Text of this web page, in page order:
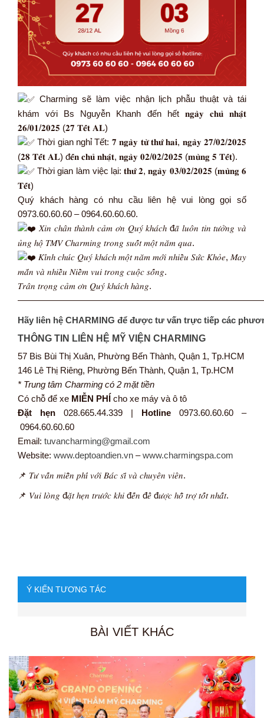
Charming sẽ làm việc nhận lịch phẫu thuật và tái
khám với Bs Nguyễn Khanh đến hết 𝐧𝐠𝐚̀𝐲 𝐜𝐡𝐮̉ 𝐧𝐡𝐚̣̂𝐭
𝟐𝟔/𝟎𝟏/𝟐𝟎𝟐𝟓 (𝟐𝟕 𝐓𝐞̂́𝐭 𝐀𝐋)
Thời gian nghỉ Tết: 𝟕 𝐧𝐠𝐚̀𝐲 𝐭𝐮̛̀ 𝐭𝐡𝐮̛́ 𝐡𝐚𝐢, 𝐧𝐠𝐚̀𝐲 𝟐𝟕/𝟎𝟐/𝟐𝟎𝟐𝟓
(𝟐𝟖 𝐓𝐞̂́𝐭 𝐀𝐋) đ𝐞̂́𝐧 𝐜𝐡𝐮̉ 𝐧𝐡𝐚̣̂𝐭, 𝐧𝐠𝐚̀𝐲 𝟎𝟐/𝟎𝟐/𝟐𝟎𝟐𝟓 (𝐦𝐮̀𝐧𝐠 𝟓 𝐓𝐞̂́𝐭).
Thời gian làm việc lại: 𝐭𝐡𝐮̛́ 𝟐, 𝐧𝐠𝐚̀𝐲 𝟎𝟑/𝟎𝟐/𝟐𝟎𝟐𝟓 (𝐦𝐮̀𝐧𝐠 𝟔
𝐓𝐞̂́𝐭)
Quý khách hàng có nhu cầu liên hệ vui lòng gọi số
0973.60.60.60 – 0964.60.60.60.
𝑋𝑖𝑛 𝑐ℎ𝑎̂𝑛 𝑡ℎ𝑎̀𝑛ℎ 𝑐𝑎̉𝑚 𝑜̛𝑛 𝑄𝑢𝑦́ 𝑘ℎ𝑎́𝑐ℎ đ𝑎̃ 𝑙𝑢𝑜̂𝑛 𝑡𝑖𝑛 𝑡𝑢̛𝑜̛̉𝑛𝑔 𝑣𝑎̀
𝑢̉𝑛𝑔 ℎ𝑜̣̂ 𝑇𝑀𝑉 𝐶ℎ𝑎𝑟𝑚𝑖𝑛𝑔 𝑡𝑟𝑜𝑛𝑔 𝑠𝑢𝑜̂́𝑡 𝑚𝑜̣̂𝑡 𝑛𝑎̆𝑚 𝑞𝑢𝑎.
𝐾𝑖́𝑛ℎ 𝑐ℎ𝑢́𝑐 𝑄𝑢𝑦́ 𝑘ℎ𝑎́𝑐ℎ 𝑚𝑜̣̂𝑡 𝑛𝑎̆𝑚 𝑚𝑜̛́𝑖 𝑛ℎ𝑖𝑒̂̀𝑢 𝑆𝑢̛́𝑐 𝐾ℎ𝑜̉𝑒, 𝑀𝑎𝑦
𝑚𝑎̆́𝑛 𝑣𝑎̀ 𝑛ℎ𝑖𝑒̂̀𝑢 𝑁𝑖𝑒̂̀𝑚 𝑣𝑢𝑖 𝑡𝑟𝑜𝑛𝑔 𝑐𝑢𝑜̣̂𝑐 𝑠𝑜̂́𝑛𝑔.
𝑇𝑟𝑎̂𝑛 𝑡𝑟𝑜̣𝑛𝑔 𝑐𝑎̉𝑚 𝑜̛𝑛 𝑄𝑢𝑦́ 𝑘ℎ𝑎́𝑐ℎ ℎ𝑎̀𝑛𝑔.
Hãy liên hệ CHARMING để được tư vấn trực tiếp các
THÔNG TIN LIÊN HỆ MỸ VIỆN CHARMING
57 Bis Bùi Thị Xuân, Phường Bến Thành, Quận 1, Tp.HCM
146 Lê Thị Riêng, Phường Bến Thành, Quận 1, Tp.HCM
* Trung tâm Charming có 2 mặt tiền
Có chỗ để xe MIỄN PHÍ cho xe máy và ô tô
Đặt hẹn 028.665.44.339 | Hotline 0973.60.60.60 –
0964.60.60.60
Email: tuvancharming@gmail.com
Website: www.deptoandien.vn –www.charmingspa.com
📌 𝑇𝑢̛ 𝑣𝑎̂́𝑛 𝑚𝑖𝑒̂̃𝑛 𝑝ℎ𝑖́ 𝑣𝑜̛́𝑖 𝐵𝑎́𝑐 𝑠𝑖̃ 𝑣𝑎̀ 𝑐ℎ𝑢𝑦𝑒̂𝑛 𝑣𝑖𝑒̂𝑛.
📌 𝑉𝑢𝑖 𝑙𝑜̀𝑛𝑔 đ𝑎̣̆𝑡 ℎ𝑒̣𝑛 𝑡𝑟𝑢̛𝑜̛́𝑐 𝑘ℎ𝑖 đ𝑒̂́𝑛 đ𝑒̂̉ đ𝑢̛𝑜̛̣𝑐 ℎ𝑜̂̃ 𝑡𝑟𝑜̛̣ 𝑡𝑜̂́𝑡 𝑛ℎ𝑎̂́𝑡.
Ý KIẾN TƯƠNG TÁC
BÀI VIẾT KHÁC